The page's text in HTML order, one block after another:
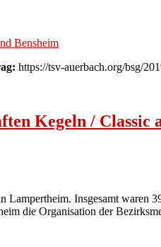
https://tsv-auerbach.org/bsg/
Kegeln /
Lampertheim. Insgesamt waren
die Organisation der